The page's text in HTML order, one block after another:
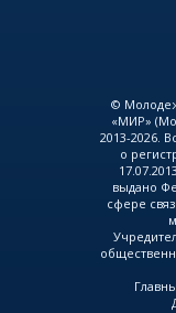
©
«МИР»
2013-2026.
о
выдано
сфере